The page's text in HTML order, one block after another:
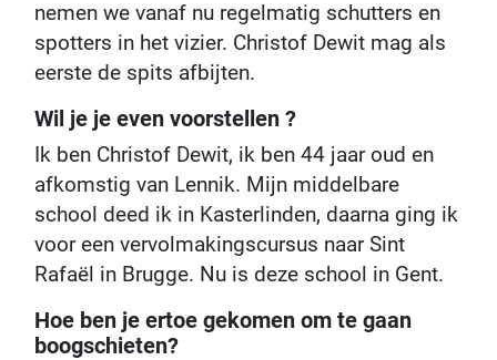
nemen we vanaf nu regelmatig schutters en
spotters in het vizier. Christof Dewit mag als
eerste de spits afbijten.
Wil je je even voorstellen ?
Ik ben Christof Dewit, ik ben 44 jaar oud en
afkomstig van Lennik. Mijn middelbare
school deed ik in Kasterlinden, daarna ging ik
voor een vervolmakingscursus naar Sint
Rafaël in Brugge. Nu is deze school in Gent.
Hoe ben je ertoe gekomen om te gaan
boogschieten?